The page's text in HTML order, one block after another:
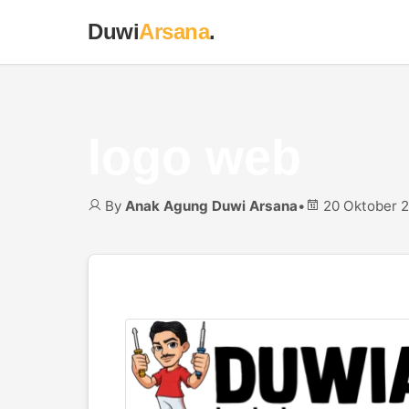
DuwiArsana.
By Anak Agung Duwi Arsana• 20 Oktober